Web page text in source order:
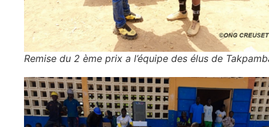
Remise du 2 ème prix a l’équipe des élus de